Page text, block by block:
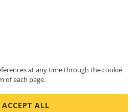
electrónicos de notificación
SALA DE PRENSA
Social
Facebook
Linkedin
Youtube
X
Instagram
at any time through the cookie
of each page.
ACCEPT ALL